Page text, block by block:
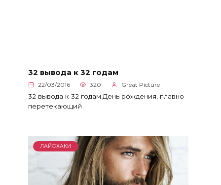
32 вывода к 32 годам
22/03/2016 320 Great Picture
32 вывода к 32 годам.День рождения, плавно
перетекающий
ЛАЙФХАКИ